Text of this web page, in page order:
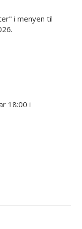
i menyen til
18:00 i